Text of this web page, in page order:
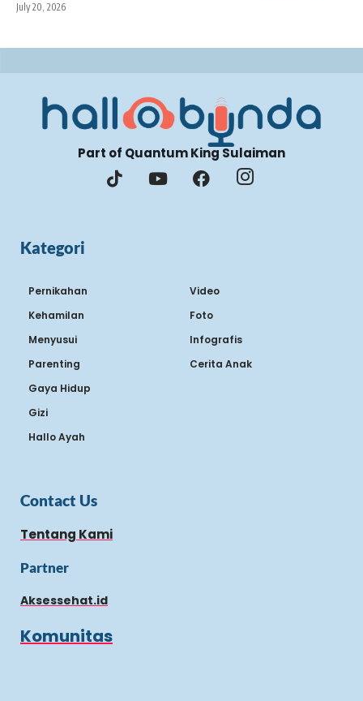
July 20, 2026
Part of Quantum King Sulaiman
Kategori
Pernikahan
Kehamilan
Menyusui
Parenting
Gaya Hidup
Gizi
Hallo Ayah
Video
Foto
Infografis
Cerita Anak
Contact Us
Tentang Kami
Partner
Aksessehat.id
Komunitas